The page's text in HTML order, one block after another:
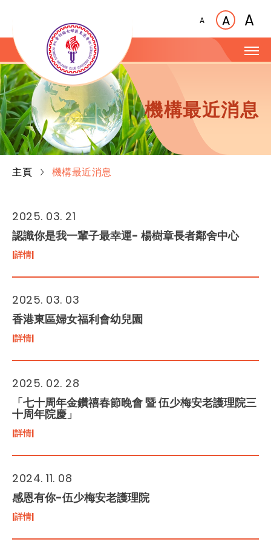
A A A
機構最近消息
主頁 機構最近消息
2025. 03. 21
認識你是我一輩子最幸運- 楊樹章長者鄰舍中心
|詳情|
2025. 03. 03
香港東區婦女福利會幼兒園
|詳情|
2025. 02. 28
「七十周年金鑽禧春節晚會 暨 伍少梅安老護理院三
十周年院慶」
|詳情|
2024. 11. 08
感恩有你-伍少梅安老護理院
|詳情|